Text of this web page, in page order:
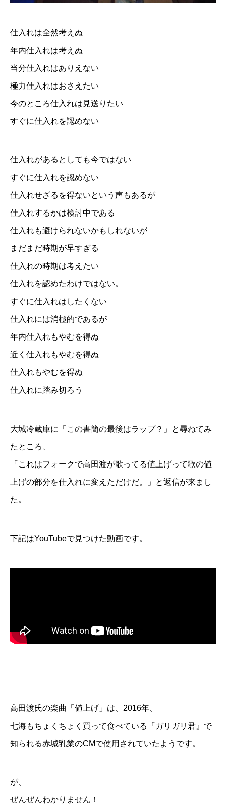
仕入れは全然考えぬ
年内仕入れは考えぬ
当分仕入れはありえない
極力仕入れはおさえたい
今のところ仕入れは見送りたい
すぐに仕入れを認めない
仕入れがあるとしても今ではない
すぐに仕入れを認めない
仕入れせざるを得ないという声もあるが
仕入れするかは検討中である
仕入れも避けられないかもしれないが
まだまだ時期が早すぎる
仕入れの時期は考えたい
仕入れを認めたわけではない。
すぐに仕入れはしたくない
仕入れには消極的であるが
年内仕入れもやむを得ぬ
近く仕入れもやむを得ぬ
仕入れもやむを得ぬ
仕入れに踏み切ろう
大城冷蔵庫に「この書簡の最後はラップ？」と尋ねてみ
たところ、
「これはフォークで高田渡が歌ってる値上げって歌の値
上げの部分を仕入れに変えただけだ。」と返信が来まし
た。
下記はYouTubeで見つけた動画です。
高田渡氏の楽曲「値上げ」は、2016年、
七海もちょくちょく買って食べている『ガリガリ君』で
知られる赤城乳業のCMで使用されていたようです。
が、
ぜんぜんわかりません！